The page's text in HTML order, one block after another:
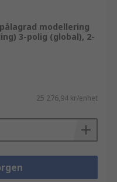
modellering
3-polig (global), 2-
25 276,94 kr/enhet